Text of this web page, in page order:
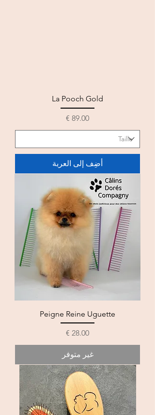
La Pooch Gold
السعر
أضِف إلى العربة
Peigne Reine Uguette
السعر
غير متوفر